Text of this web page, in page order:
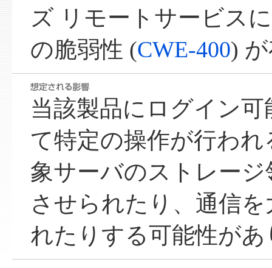
ズ リモートサービス
の脆弱性 (CWE-400)
当該製品にログイン
て特定の操作が行わ
象サーバのストレー
させられたり、通信
れたりする可能性が